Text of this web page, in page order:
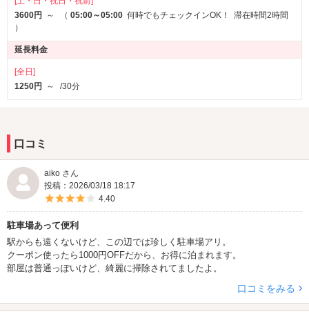
★夏季限定チューハイ・サワー150円フェア★
夏の期間限定チューハイ・サワー150円フェア開催中☆彡
季節のフルーティーなフレーバーをお得な価格で是非ご堪能下さい♪
★夏季限定レンタルシャンプー＆入浴剤★
夏季の期間限定で『Hello,Diane!Goodbye』のシャンプー＆トリー
トメントと
夏のヘアダメージを予防とクールなボディケアでさっぱりスッキリ
なバスタイムをお過ごしください♪
★夏季限定レンタルコスプレ★
夏季限定レンタルコスプレが6/1からスタート！
夏らしい制服等衣装多数ご用意しております♪
是非お楽しみ下さい☆彡
★春季限定チューハイ・サワー150円フェア★
春の期間限定チューハイ・サワー150円フェアがいよいよスタート
季節のフルーティーなフレーバーをお得な価格で是非ご堪能下さい♪
3600円
～ （ 05:00～05:00 何時でもチェックインOK！
滞在時間2時間
）
延長料金
[全日]
1250円
～ /30分
口コミ
aiko さん
投稿：2026/03/18 18:17
5つ星のうち4
4.40
駐車場あって便利
駅からも遠くないけど、この辺では珍しく駐車場アリ。
クーポン使ったら1000円OFFだから、お得に泊まれます。
部屋は普通っぽいけど、綺麗に掃除されてましたよ。
口コミをみる